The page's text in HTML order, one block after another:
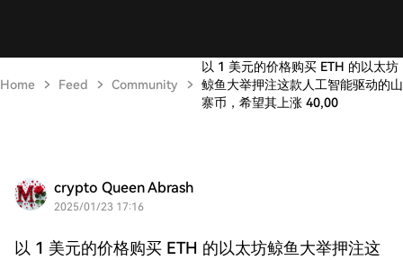
Home Feed Community
以 1 美元的价格购买 ETH 的以太坊
鲸鱼大举押注这款人工智能驱动的山
寨币，希望其上涨 40,00
crypto Queen Abrash
2025/01/23 17:16
以 1 美元的价格购买 ETH 的以太坊鲸鱼大举押注这